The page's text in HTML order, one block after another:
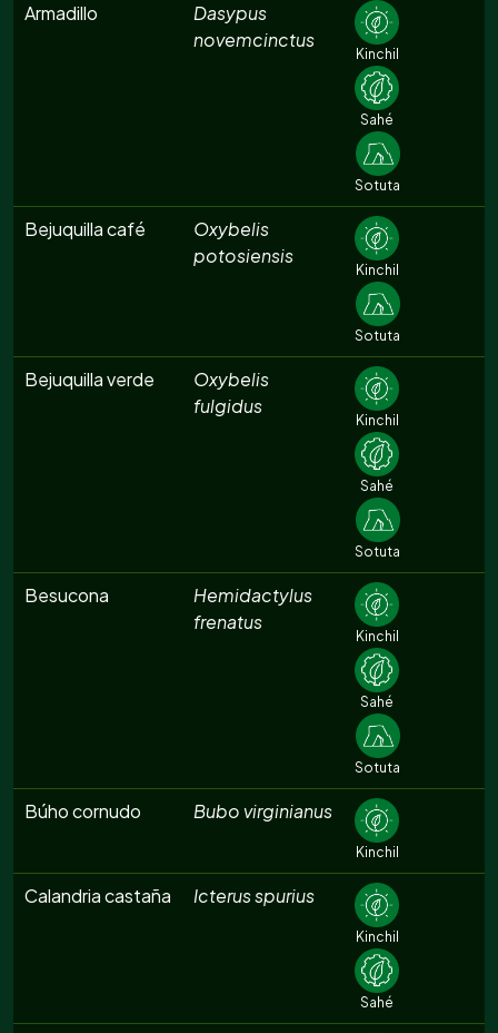
Armadillo
Dasypus
novemcinctus
Kinchil
Sahé
Sotuta
Bejuquilla café
Oxybelis
potosiensis
Kinchil
Sotuta
Bejuquilla verde
Oxybelis
fulgidus
Kinchil
Sahé
Sotuta
Besucona
Hemidactylus
frenatus
Kinchil
Sahé
Sotuta
Búho cornudo Bubo virginianus
Kinchil
Calandria castaña Icterus spurius
Kinchil
Sahé